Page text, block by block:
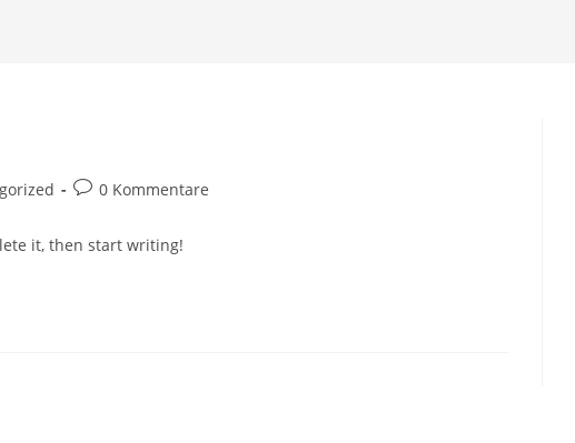
Beitrags-
0 Kommentare
it, then start writing!